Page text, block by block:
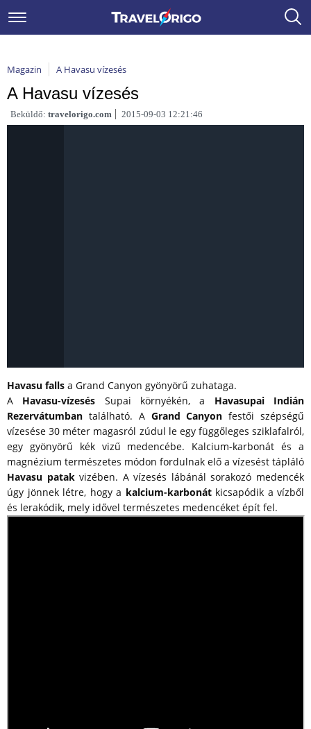
Magazin A Havasu vízesés
A Havasu vízesés
Beküldő: travelorigo.com 2015-09-03 12:21:46
Havasu falls a Grand Canyon gyönyörű zuhataga.
A Havasu-vízesés Supai környékén, a Havasupai Indián
Rezervátumban található. A Grand Canyon festői szépségű
vízesése 30 méter magasról zúdul le egy függőleges sziklafalról,
egy gyönyörű kék vizű medencébe. Kalcium-karbonát és a
magnézium természetes módon fordulnak elő a vízesést tápláló
Havasu patakvizében. A vízesés lábánál sorakozó medencék
úgy jönnek létre, hogy a kalcium-karbonátkicsapódik a vízből
és lerakódik, mely idővel természetes medencéket épít fel.